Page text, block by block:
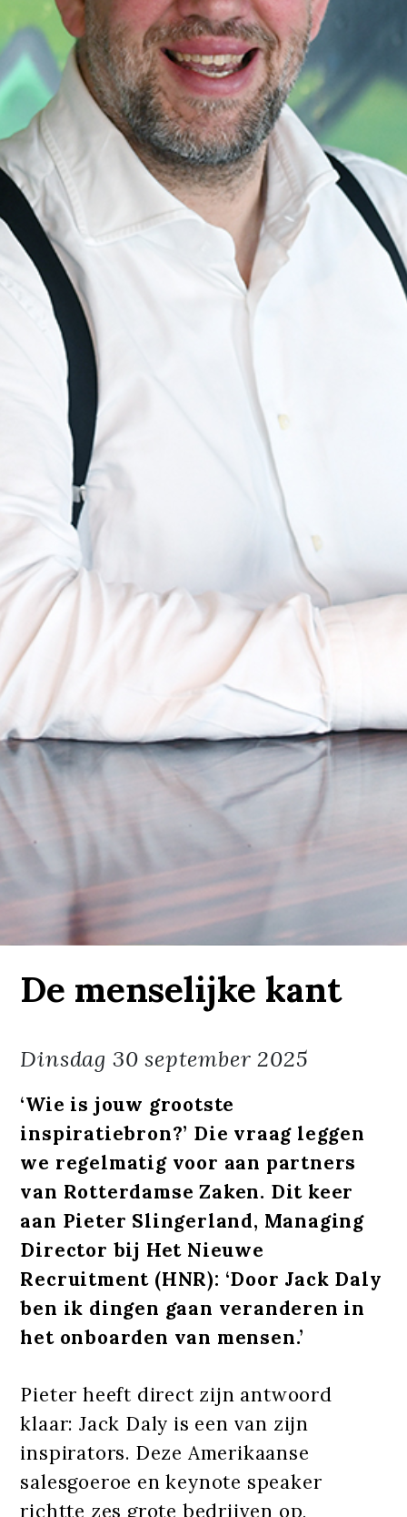
De menselijke kant
Dinsdag 30 september 2025
‘Wie is jouw grootste
inspiratiebron?’ Die vraag leggen
we regelmatig voor aan partners
van Rotterdamse Zaken. Dit keer
aan Pieter Slingerland, Managing
Director bij Het Nieuwe
Recruitment (HNR): ‘Door Jack Daly
ben ik dingen gaan veranderen in
het onboarden van mensen.’
Pieter heeft direct zijn antwoord
klaar: Jack Daly is een van zijn
inspirators. Deze Amerikaanse
salesgoeroe en keynote speaker
richtte zes grote bedrijven op,